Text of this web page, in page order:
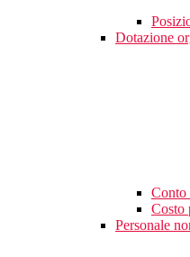
Dotazione
Conto
Costo
Personale